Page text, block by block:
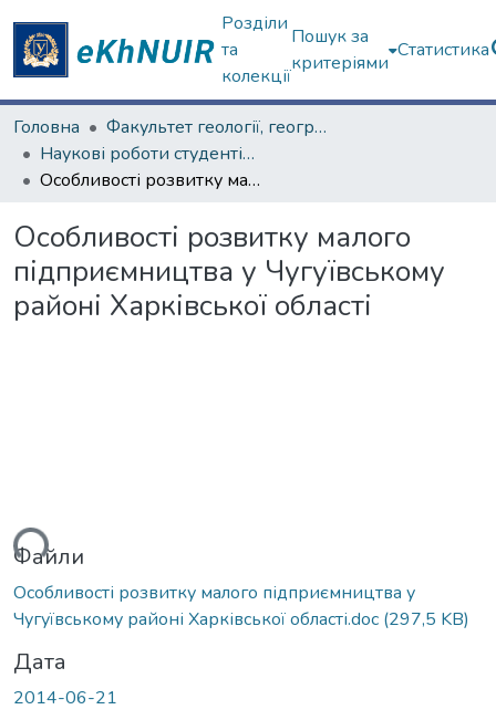
Розділи
та
колекції
Пошук за
критеріями
Статистика
Головна
Факультет геології, географіії, рекреації і туризму
Наукові роботи студентів та аспірантів. Факультет геології, географіії, рекреації і туризму
Особливості розвитку малого підприємництва у Чугуївському районі Харківської області
Особливості розвитку малого
підприємництва у Чугуївському
районі Харківської області
Файли
Особливості розвитку малого підприємництва у
Чугуївському районі Харківської області.doc (297,5 KB)
Дата
2014-06-21